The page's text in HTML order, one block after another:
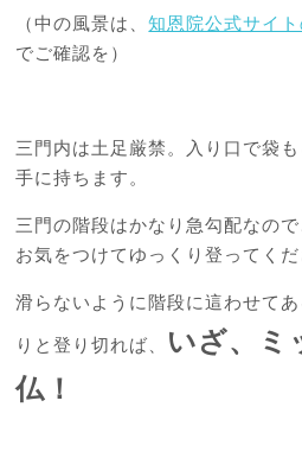
（中の風景は、知恩院公式サイ
でご確認を）
三門内は土足厳禁。入り口で袋
手に持ちます。
三門の階段はかなり急勾配なの
お気をつけてゆっくり登ってくだ
滑らないように階段に這わせて
りと登り切れば、 いざ、ミ
仏！